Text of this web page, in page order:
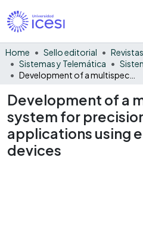
Home Sello editorial
Sistemas y Telemática
Development of a
system for
applications using
devices